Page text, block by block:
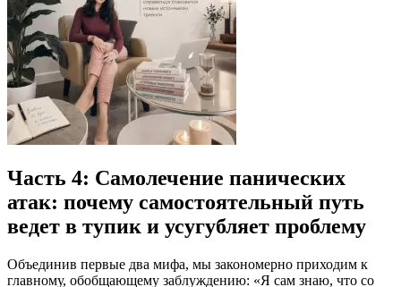
Часть 4: Самолечение панических
атак: почему самостоятельный путь
ведет в тупик и усугубляет проблему
Объединив первые два мифа, мы закономерно приходим к
главному, обобщающему заблуждению: «Я сам знаю, что со